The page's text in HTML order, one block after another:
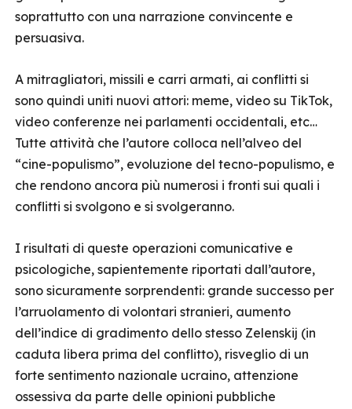
soprattutto con una narrazione convincente e
persuasiva.
A mitragliatori, missili e carri armati, ai conflitti si
sono quindi uniti nuovi attori: meme, video su TikTok,
video conferenze nei parlamenti occidentali, etc…
Tutte attività che l’autore colloca nell’alveo del
“cine-populismo”, evoluzione del tecno-populismo, e
che rendono ancora più numerosi i fronti sui quali i
conflitti si svolgono e si svolgeranno.
I risultati di queste operazioni comunicative e
psicologiche, sapientemente riportati dall’autore,
sono sicuramente sorprendenti: grande successo per
l’arruolamento di volontari stranieri, aumento
dell’indice di gradimento dello stesso Zelenskij (in
caduta libera prima del conflitto), risveglio di un
forte sentimento nazionale ucraino, attenzione
ossessiva da parte delle opinioni pubbliche